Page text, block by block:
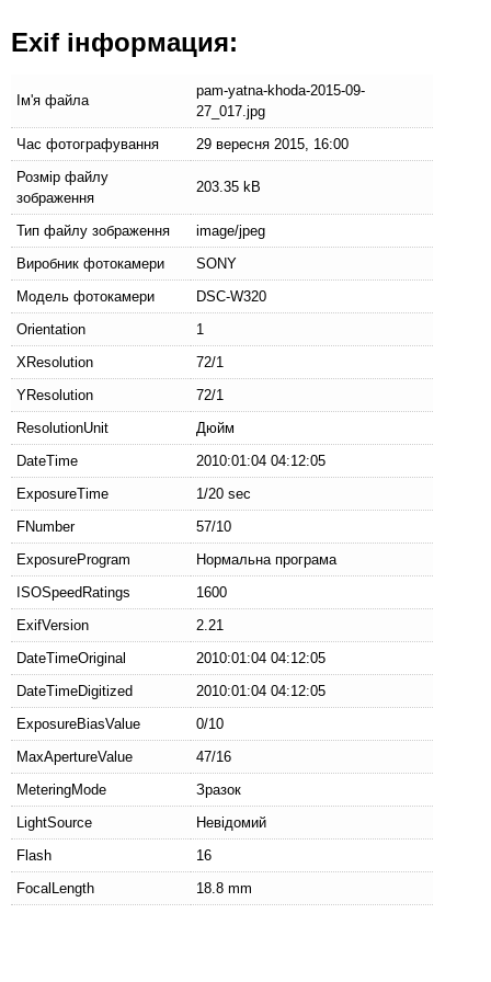
Exif інформация:
Ім'я файла
pam-yatna-khoda-2015-09-
27_017.jpg
Час фотографування
29 вересня 2015, 16:00
Розмір файлу
зображення
203.35 kB
Тип файлу зображення
image/jpeg
Виробник фотокамери
SONY
Модель фотокамери
DSC-W320
Orientation
1
XResolution
72/1
YResolution
72/1
ResolutionUnit
Дюйм
DateTime
2010:01:04 04:12:05
ExposureTime
1/20 sec
FNumber
57/10
ExposureProgram
Нормальна програма
ISOSpeedRatings
1600
ExifVersion
2.21
DateTimeOriginal
2010:01:04 04:12:05
DateTimeDigitized
2010:01:04 04:12:05
ExposureBiasValue
0/10
MaxApertureValue
47/16
MeteringMode
Зразок
LightSource
Невідомий
Flash
16
FocalLength
18.8 mm